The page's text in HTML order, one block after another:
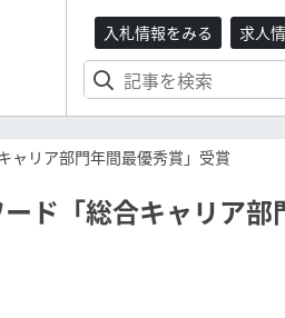
入札情報をみる 求人
ャリア部門年間最優秀賞」受賞
ド「総合キャリア部